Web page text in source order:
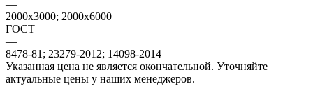
—
2000х3000; 2000х6000
ГОСТ
—
8478-81; 23279-2012; 14098-2014
Указанная цена не является окончательной. Уточняйте
актуальные цены у наших менеджеров.